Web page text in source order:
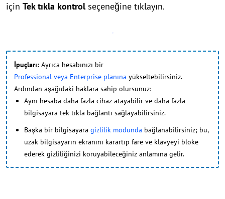
için Tek tıkla kontrolseçeneğine tıklayın.
İpuçları: Ayrıca hesabınızı bir
Professional veya Enterprise planına yükseltebilirsiniz.
Ardından aşağıdaki haklara sahip olursunuz:
Aynı hesaba daha fazla cihaz atayabilir ve daha fazla
bilgisayara tek tıkla bağlantı sağlayabilirsiniz.
Başka bir bilgisayara gizlilik modunda bağlanabilirsiniz; bu,
uzak bilgisayarın ekranını karartıp fare ve klavyeyi bloke
ederek gizliliğinizi koruyabileceğiniz anlamına gelir.